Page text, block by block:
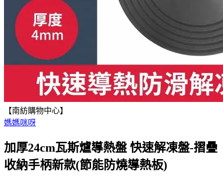
【南紡購物中心】
媽媽咪呀
加厚24cm瓦斯爐導熱盤 快速解凍盤-摺疊
收納手柄新款(節能防燒導熱板)